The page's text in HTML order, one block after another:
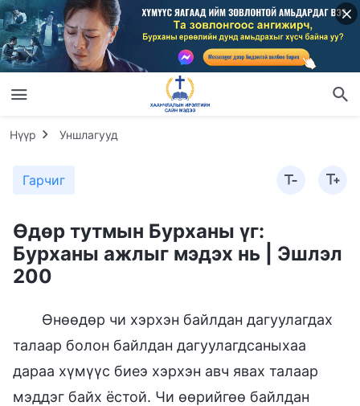
Нүүр Уншлагууд
Гарчиг
Өдөр тутмын Бурханы үг:
Бурханы ажлыг мэдэх нь | Эшлэл
200
Өнөөдөр чи хэрхэн байлдан дагуулагдах
талаар болон байлдан дагуулагдсаныхаа
дараа хүмүүс биеэ хэрхэн авч явах талаар
мэддэг байх ёстой. Чи өөрийгөө байлдан